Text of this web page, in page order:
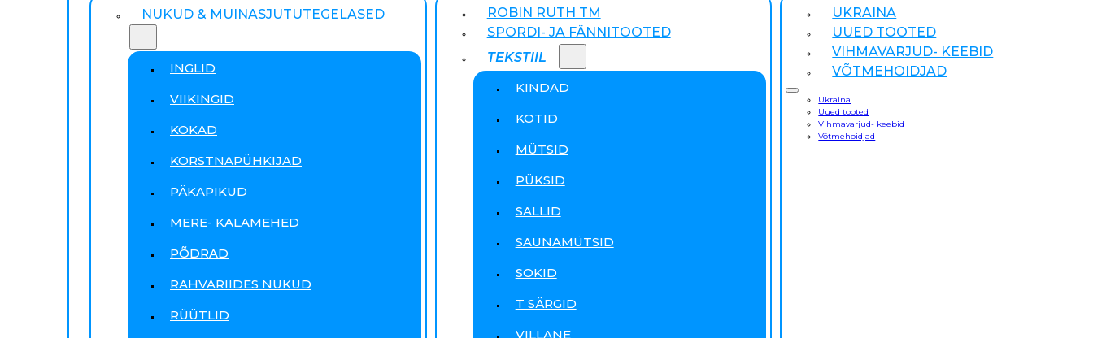
NUKUD & MUINASJUTUTEGELASED
INGLID
VIIKINGID
KOKAD
KORSTNAPÜHKIJAD
PÄKAPIKUD
MERE- KALAMEHED
PÕDRAD
RAHVARIIDES NUKUD
RÜÜTLID
ROBIN RUTH TM
SPORDI- JA FÄNNITOOTED
TEKSTIIL
KINDAD
KOTID
MÜTSID
PÜKSID
SALLID
SAUNAMÜTSID
SOKID
T SÄRGID
VILLANE
UKRAINA
UUED TOOTED
VIHMAVARJUD- KEEBID
VÕTMEHOIDJAD
Ukraina
Uued tooted
Vihmavarjud- keebid
Võtmehoidjad